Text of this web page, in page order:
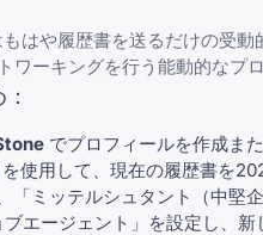
はや履歴書を送るだけの受
ワーキングを行う能動的なプ
でプロフィールを作成ま
を使用して、現在の履歴書を
「ミッテルシュタント（中堅
ブエージェント」を設定し、